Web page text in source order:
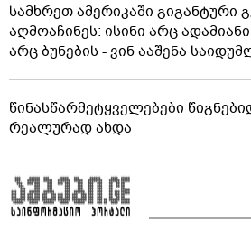
სამხრეთ ამერიკაში გიგანტური
აღმოაჩინეს: ისინი არც
არც ბუნების - ვინ ააშენა
წინასწარმეტყველებები
რეალურად ახდა